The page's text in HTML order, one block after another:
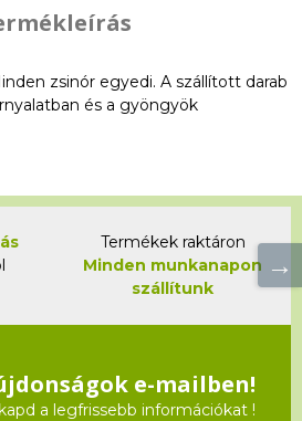
zsinór egyedi. A szállított darab
és a gyöngyök
Termékek raktáron
Minden munkanapon
szállítunk
e-mailben!
a legfrissebb információkat !